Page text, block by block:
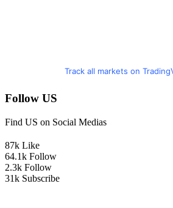
Track all markets on
Follow US
Find US on Social Medias
87k Like
64.1k Follow
2.3k Follow
31k Subscribe